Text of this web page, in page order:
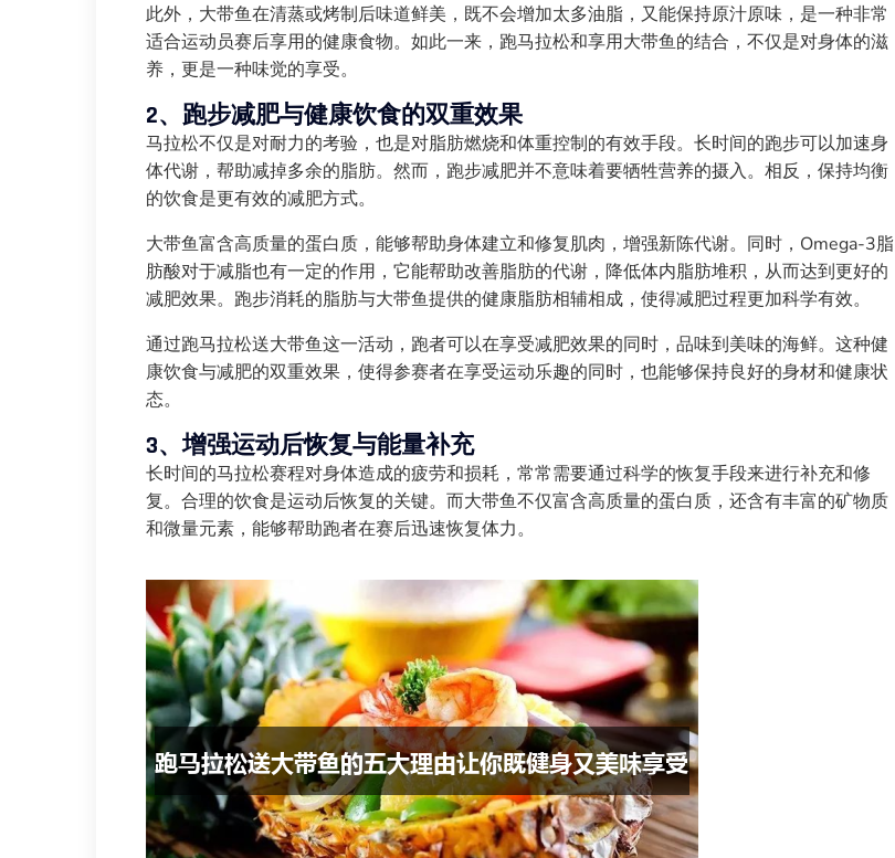
此外，大带鱼在清蒸或烤制后味道鲜美，既不会增加太多油脂，又能保持原汁原味，是一种非常
适合运动员赛后享用的健康食物。如此一来，跑马拉松和享用大带鱼的结合，不仅是对身体的滋
养，更是一种味觉的享受。
2、跑步减肥与健康饮食的双重效果
马拉松不仅是对耐力的考验，也是对脂肪燃烧和体重控制的有效手段。长时间的跑步可以加速身
体代谢，帮助减掉多余的脂肪。然而，跑步减肥并不意味着要牺牲营养的摄入。相反，保持均衡
的饮食是更有效的减肥方式。
大带鱼富含高质量的蛋白质，能够帮助身体建立和修复肌肉，增强新陈代谢。同时，Omega-3脂
肪酸对于减脂也有一定的作用，它能帮助改善脂肪的代谢，降低体内脂肪堆积，从而达到更好的
减肥效果。跑步消耗的脂肪与大带鱼提供的健康脂肪相辅相成，使得减肥过程更加科学有效。
通过跑马拉松送大带鱼这一活动，跑者可以在享受减肥效果的同时，品味到美味的海鲜。这种健
康饮食与减肥的双重效果，使得参赛者在享受运动乐趣的同时，也能够保持良好的身材和健康状
态。
3、增强运动后恢复与能量补充
长时间的马拉松赛程对身体造成的疲劳和损耗，常常需要通过科学的恢复手段来进行补充和修
复。合理的饮食是运动后恢复的关键。而大带鱼不仅富含高质量的蛋白质，还含有丰富的矿物质
和微量元素，能够帮助跑者在赛后迅速恢复体力。